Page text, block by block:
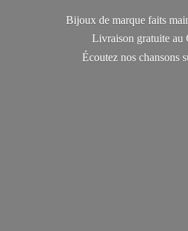
Bijoux de marque faits
Livraison gratuite au
Écoutez nos chansons